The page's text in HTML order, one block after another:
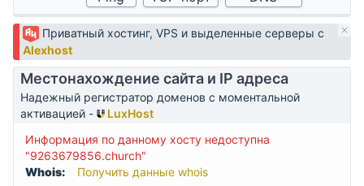
Приватный хостинг, VPS и выделенные серверы с
Alexhost
Местонахождение сайта и IP адреса
Надежный регистратор доменов с моментальной
активацией -
LuxHost
Информация по данному хосту недоступна
"9263679856.church"
Whois:
Получить данные whois